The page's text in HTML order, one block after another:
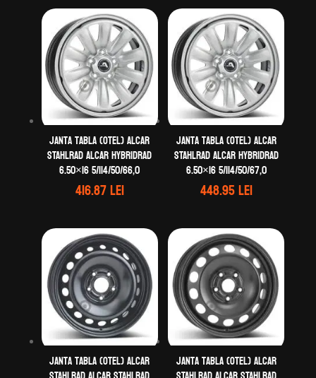
Janta tabla (otel) ALCAR
STAHLRAD ALCAR HYBRIDRAD
6.50×16 5/114/50/66,0
416.87lei
Janta tabla (otel) ALCAR
STAHLRAD ALCAR HYBRIDRAD
6.50×16 5/114/50/67,0
448.95lei
Janta tabla (otel) ALCAR Janta tabla (otel) ALCAR